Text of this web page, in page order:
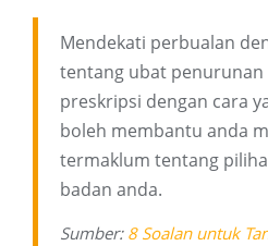
Mendekati perbualan
tentang ubat penurunan
preskripsi dengan cara
boleh membantu anda
termaklum tentang
badan anda.
Sumber: 8 Soalan untuk